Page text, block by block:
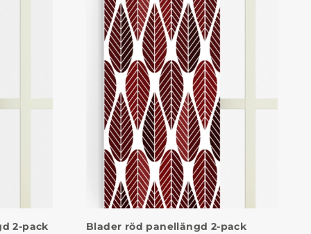
2-pack Blader röd panellängd 2-pack